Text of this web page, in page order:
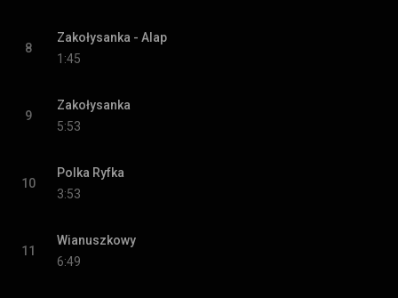
8
Zakołysanka - Alap
1:45
9
Zakołysanka
5:53
10
Polka Ryfka
3:53
11
Wianuszkowy
6:49